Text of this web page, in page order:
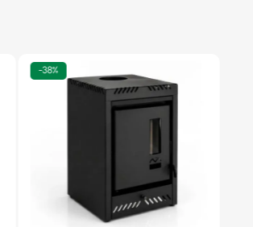
-38%